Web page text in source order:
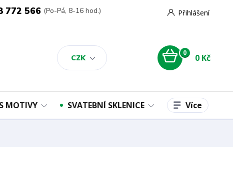
CZK
Přihlášení
772 566 (Po-Pá, 8-16 hod.)
0 0 Kč
MOTIVY SVATEBNÍ SKLENICE Více